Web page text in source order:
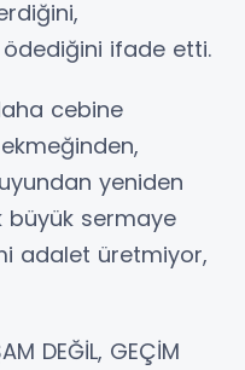
ifade etti.
cebine
yeniden
büyük sermaye
adalet üretmiyor,
DEĞİL, GEÇİM